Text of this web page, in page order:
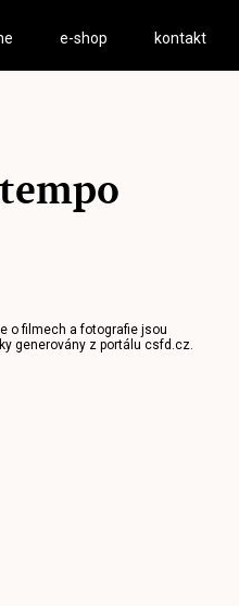
e-shop kontakt
o filmech a fotografie jsou
generovány z portálu csfd.cz.